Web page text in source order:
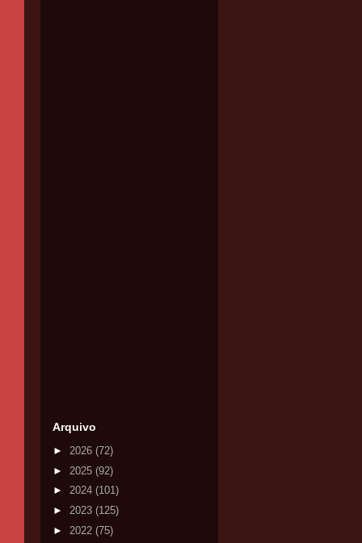
Arquivo
► 2026 (72)
► 2025 (92)
► 2024 (101)
► 2023 (125)
► 2022 (75)